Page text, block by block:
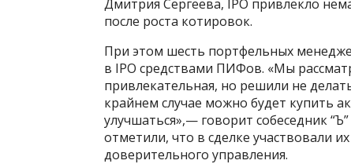
Дмитрия Сергеева, IPO привлекло
после роста котировок.
При этом шесть портфельных
в IPO средствами ПИФов. «Мы
привлекательная, но решили не
крайнем случае можно будет купить
улучшаться»,— говорит собеседник
отметили, что в сделке участвовали
доверительного управления.